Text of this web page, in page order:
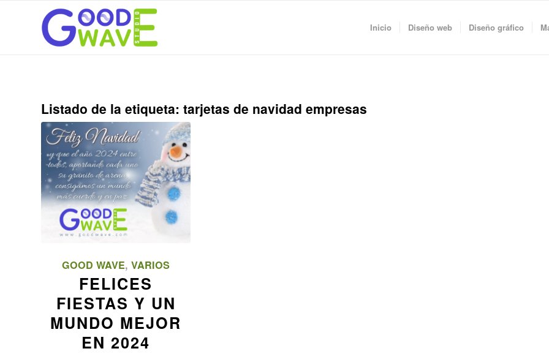
Inicio Diseño web Diseño gráfico
Listado de la etiqueta: tarjetas de navidad empresas
GOOD WAVE,VARIOS
FELICES
FIESTAS Y UN
MUNDO MEJOR
EN 2024